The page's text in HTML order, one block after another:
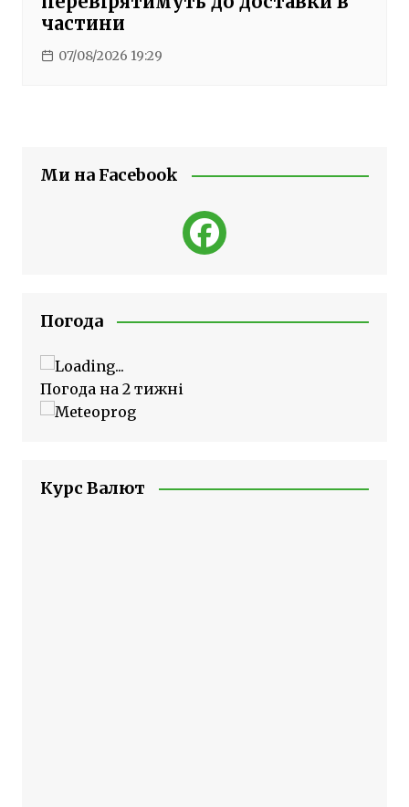
частини
07/08/2026 19:29
Ми на Facebook
Погода
Погода на 2 тижні
Курс Валют